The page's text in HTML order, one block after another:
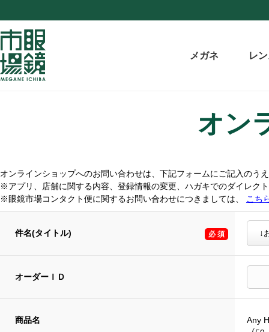
メガネ レ
オン
オンラインショップへのお問い合わせは、下記フォームにご記入のう
※アプリ、店舗に関する内容、登録情報の変更、ハガキでのダイレク
※眼鏡市場コンタクト便に関するお問い合わせにつきましては、
こち
件名(タイトル)
オーダーＩＤ
商品名
Any